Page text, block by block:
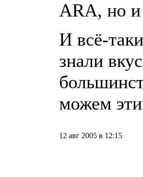
АRA, но и
И всё-
знали
можем
12 авг 2005 в 12:15